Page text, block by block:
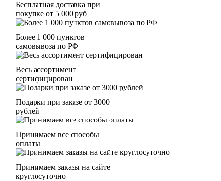
Бесплатная доставка при
покупке от 5 000 руб
Более 1 000 пунктов
самовывоза по РФ
Весь ассортимент
сертифицирован
Подарки при заказе от 3000
рублей
Принимаем все способы
оплаты
Принимаем заказы на сайте
круглосуточно